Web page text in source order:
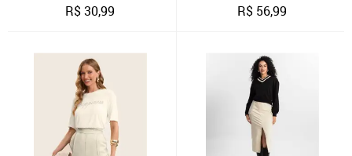
R$30,99 R$ 56,99